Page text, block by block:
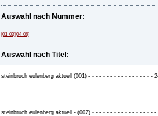
Auswahl nach Nummer:
[01-03] [04-06]
Auswahl nach Titel:
steinbruch eulenberg aktuell (001) - - - - - - - - - - - - - - - - - -
steinbruch eulenberg aktuell - (002) - - - - - - - - - - - - - - - - -